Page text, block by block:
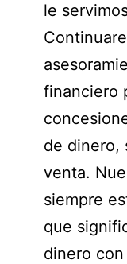
le
financiero
de dinero,
venta.
siempre
que
dinero